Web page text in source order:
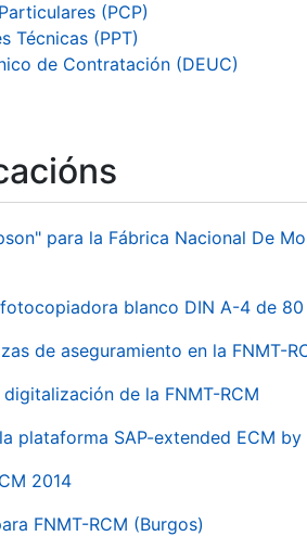
(PCP)
Técnicas (PPT)
de Contratación (DEUC)
para la Fábrica Nacional De
blanco DIN A-4 de 80
de aseguramiento en la FNMT-
de la FNMT-RCM
plataforma SAP-extended ECM by
2014
FNMT-RCM (Burgos)